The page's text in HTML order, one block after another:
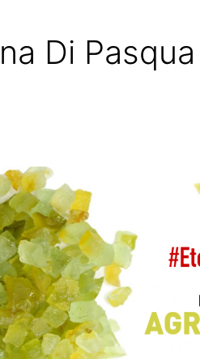
Di Pasqua
Pasqua